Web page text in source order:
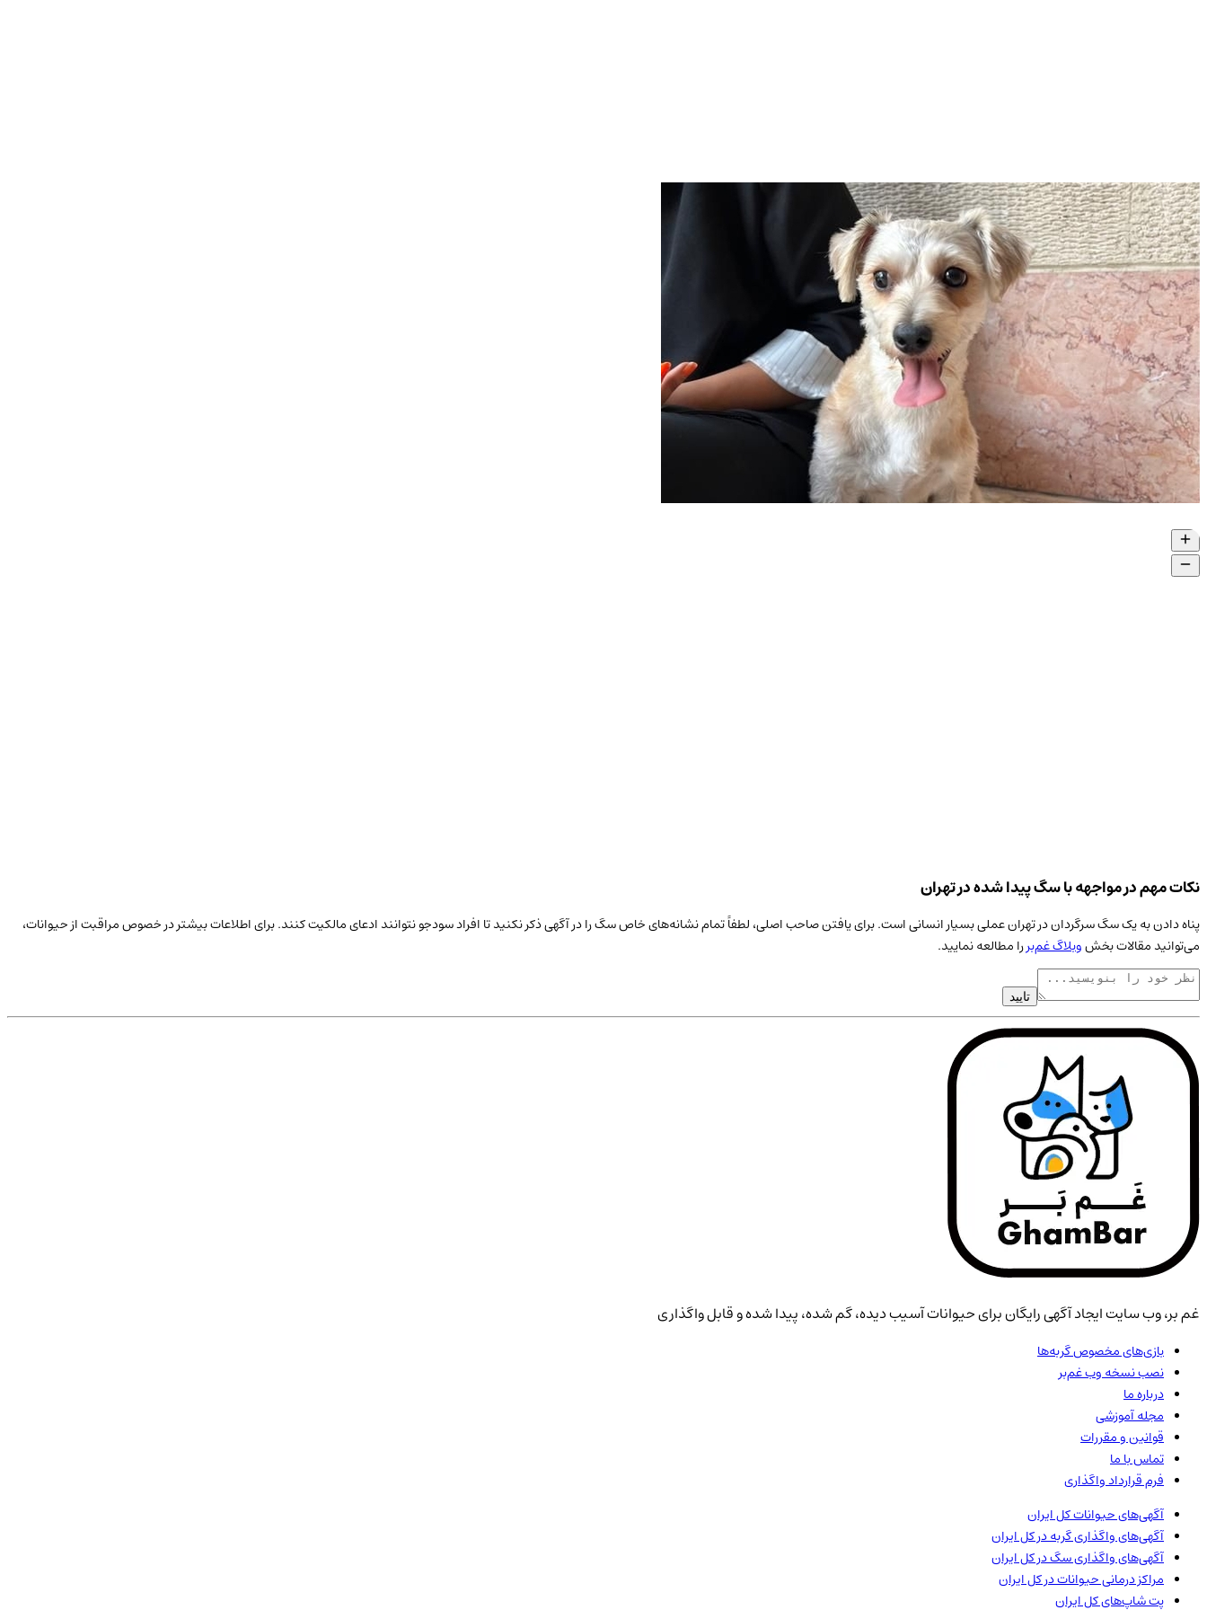
نکات مهم در مواجهه با سگ پیدا شده در تهران
پناه دادن به یکسگسرگردان درتهرانعملی بسیار انسانی است. برای یافتن صاحب اصلی، لطفاً تمام نشانه‌های خاصسگرا در آگهی ذکر نکنید تا افراد سودجو نتوانند ادعای مالکیت کنند. برای اطلاعات بیشتر در خصوص مراقبت از حیوانات،
می‌توانید مقالات بخشوبلاگ غم‌بررا مطالعه نمایید.
تایید
غم بر، وب سایت ایجاد آگهی رایگان برای حیوانات آسیب دیده، گم شده، پیدا شده و قابل واگذاری
بازی‌های مخصوص گربه‌ها
نصب نسخه وب غم‌بر
درباره ما
مجله آموزشی
قوانین و مقررات
تماس با ما
فرم قرارداد واگذاری
آگهی‌های حیواناتکل ایران
آگهی‌های واگذاری گربه درکل ایران
آگهی‌های واگذاری سگ درکل ایران
مراکز درمانی حیوانات درکل ایران
پت شاپ‌هایکل ایران